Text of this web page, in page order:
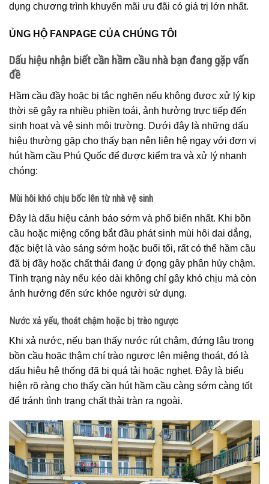
dụng chương trình khuyến mãi ưu đãi có giá trị lớn nhất.
ỦNG HỘ FANPAGE CỦA CHÚNG TÔI
Dấu hiệu nhận biết cần hầm cầu nhà bạn đang gặp vấn
đề
Hầm cầu đầy hoặc bị tắc nghẽn nếu không được xử lý kịp
thời sẽ gây ra nhiều phiền toái, ảnh hưởng trực tiếp đến
sinh hoạt và vệ sinh môi trường. Dưới đây là những dấu
hiệu thường gặp cho thấy bạn nên liên hệ ngay với đơn vị
hút hầm cầu Phú Quốc để được kiểm tra và xử lý nhanh
chóng:
Mùi hôi khó chịu bốc lên từ nhà vệ sinh
Đây là dấu hiệu cảnh báo sớm và phổ biến nhất. Khi bồn
cầu hoặc miệng cống bắt đầu phát sinh mùi hôi dai dẳng,
đặc biệt là vào sáng sớm hoặc buổi tối, rất có thể hầm cầu
đã bị đầy hoặc chất thải đang ứ đọng gây phân hủy chậm.
Tình trạng này nếu kéo dài không chỉ gây khó chịu mà còn
ảnh hưởng đến sức khỏe người sử dụng.
Nước xả yếu, thoát chậm hoặc bị trào ngược
Khi xả nước, nếu bạn thấy nước rút chậm, đứng lâu trong
bồn cầu hoặc thậm chí trào ngược lên miệng thoát, đó là
dấu hiệu hệ thống đã bị quá tải hoặc nghẹt. Đây là biểu
hiện rõ ràng cho thấy cần hút hầm cầu càng sớm càng tốt
để tránh tình trạng chất thải tràn ra ngoài.